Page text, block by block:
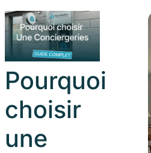
Pourquoi
choisir
une